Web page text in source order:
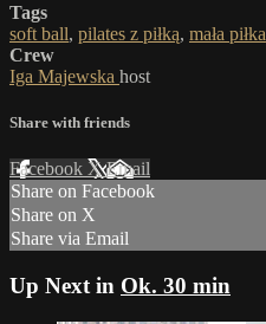
Tags
soft ball, pilates z piłką, mała piłka
Crew
Iga Majewska host
Share with friends
Facebook XEmail
Share on Facebook
Share on X
Share via Email
Up Next in Ok. 30 min